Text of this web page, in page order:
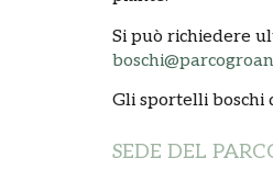
Si può richiedere
Gli sportelli boschi
SEDE DEL